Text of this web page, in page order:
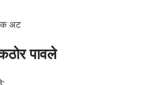
अट
पावले